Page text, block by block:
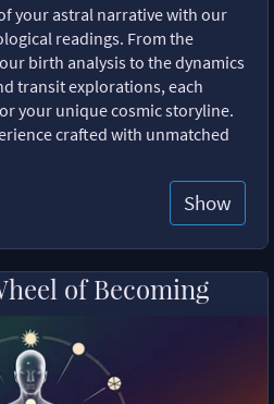
your astral narrative with our
readings. From the
birth analysis to the dynamics
transit explorations, each
your unique cosmic storyline.
crafted with unmatched
Show
of Becoming